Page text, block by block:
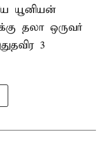
யூனியன்
தலா ஒருவர்
3